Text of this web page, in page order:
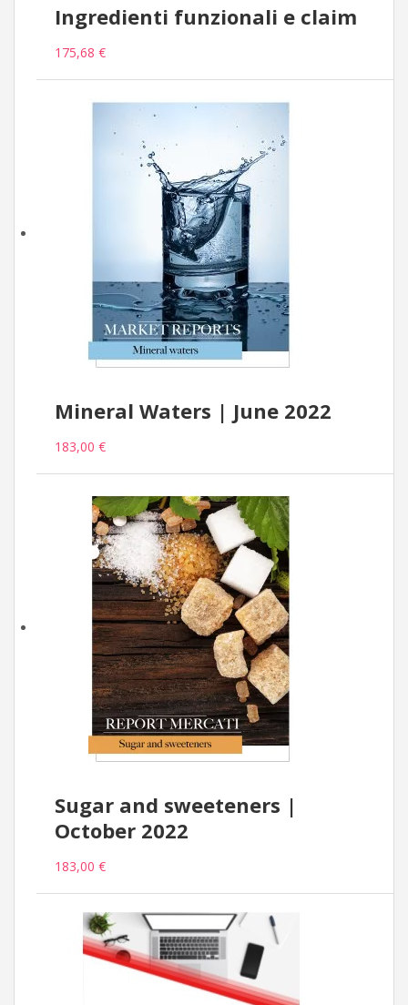
Ingredienti funzionali e claim
175,68 €
Mineral Waters | June 2022
183,00 €
Sugar and sweeteners |
October 2022
183,00 €